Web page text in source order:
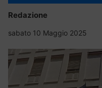
Redazione
sabato 10 Maggio 2025